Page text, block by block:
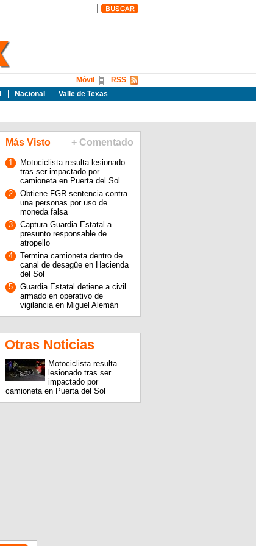
Nacional Valle de Texas
RSS
Móvil
Más Visto + Comentado
1
Motociclista resulta lesionado
tras ser impactado por
camioneta en Puerta del Sol
2
Obtiene FGR sentencia contra
una personas por uso de
moneda falsa
3
Captura Guardia Estatal a
presunto responsable de
atropello
4
Termina camioneta dentro de
canal de desagüe en Hacienda
del Sol
5
Guardia Estatal detiene a civil
armado en operativo de
vigilancia en Miguel Alemán
Otras Noticias
Motociclista resulta
lesionado tras ser
impactado por
camioneta en Puerta del Sol